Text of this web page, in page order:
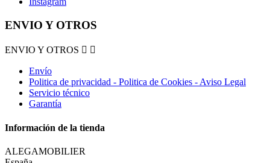
ENVIO Y OTROS
ENVIO Y OTROS  
Envío
Politica de privacidad - Politica de Cookies - Aviso Legal
Servicio técnico
Garantía
Información de la tienda
ALEGAMOBILIER